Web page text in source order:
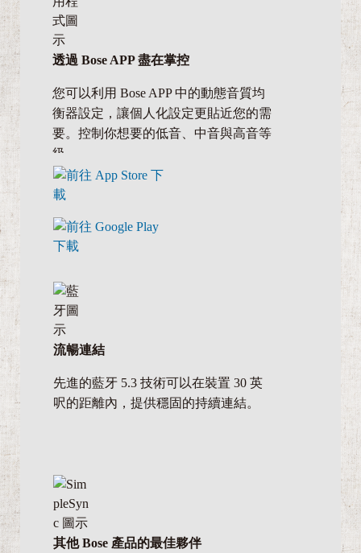
透過 Bose APP 盡在掌控
您可以利用 Bose APP 中的動態音質均
衡器設定，讓個人化設定更貼近您的需
要。控制你想要的低音、中音與高音等
級。
流暢連結
先進的藍牙 5.3 技術可以在裝置 30 英
呎的距離內，提供穩固的持續連結。
其他 Bose 產品的最佳夥伴